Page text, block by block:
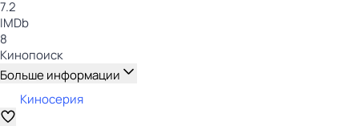
7.2
IMDb
8
Кинопоиск
Больше информации
Киносерия